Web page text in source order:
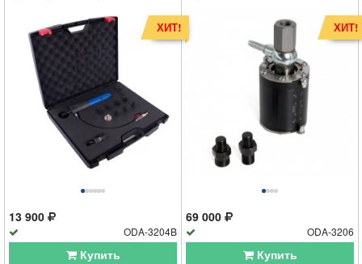
13 900
ODA-3204B
Купить
ХИТ!
69 000
ODA-3206
Купить
ХИТ!